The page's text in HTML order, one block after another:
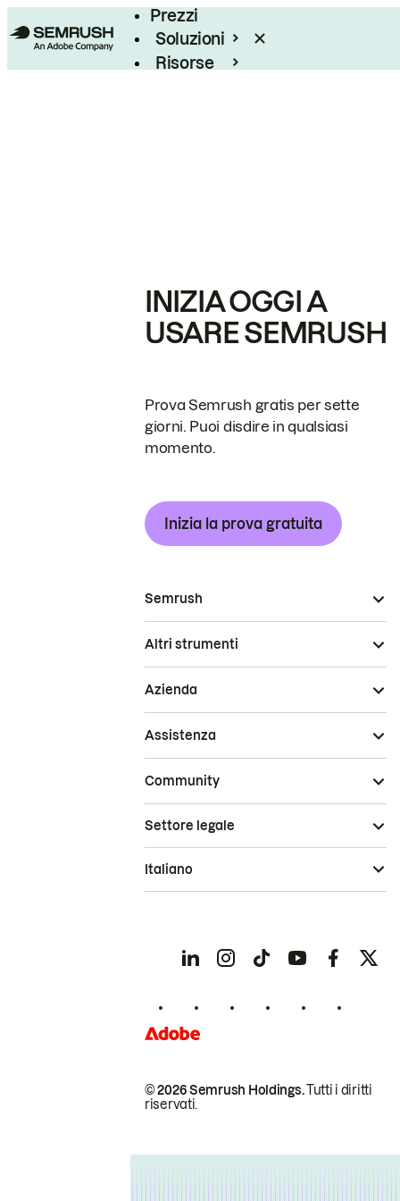
Prezzi
Soluzioni
Risorse
INIZIA OGGI A
USARE SEMRUSH
Prova Semrush gratis per sette
giorni. Puoi disdire in qualsiasi
momento.
Inizia la prova gratuita
Semrush
Altri strumenti
Azienda
Assistenza
Community
© 2026 Semrush Holdings.Tutti i diritti
riservati.
Settore legale
Italiano